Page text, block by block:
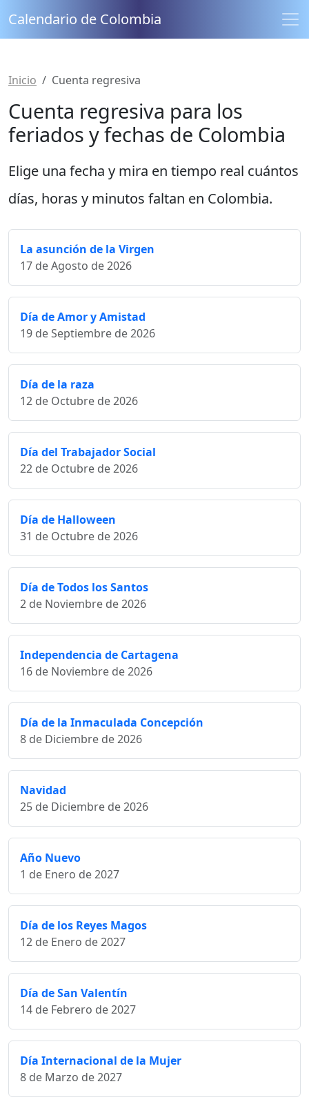
Calendario de Colombia
Inicio Cuenta regresiva
Cuenta regresiva para los
feriados y fechas de Colombia
Elige una fecha y mira en tiempo real cuántos
días, horas y minutos faltan en Colombia.
La asunción de la Virgen
17 de Agosto de 2026
Día de Amor y Amistad
19 de Septiembre de 2026
Día de la raza
12 de Octubre de 2026
Día del Trabajador Social
22 de Octubre de 2026
Día de Halloween
31 de Octubre de 2026
Día de Todos los Santos
2 de Noviembre de 2026
Independencia de Cartagena
16 de Noviembre de 2026
Día de la Inmaculada Concepción
8 de Diciembre de 2026
Navidad
25 de Diciembre de 2026
Año Nuevo
1 de Enero de 2027
Día de los Reyes Magos
12 de Enero de 2027
Día de San Valentín
14 de Febrero de 2027
Día Internacional de la Mujer
8 de Marzo de 2027